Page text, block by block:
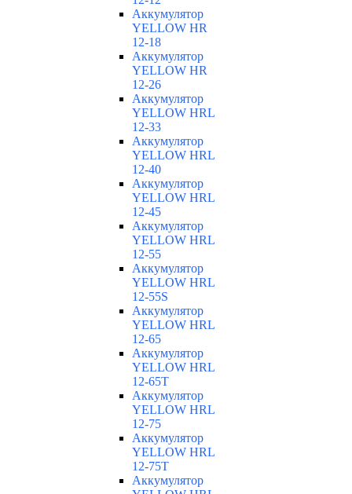
Аккумулятор
YELLOW HR
12-18
Аккумулятор
YELLOW HR
12-26
Аккумулятор
YELLOW HRL
12-33
Аккумулятор
YELLOW HRL
12-40
Аккумулятор
YELLOW HRL
12-45
Аккумулятор
YELLOW HRL
12-55
Аккумулятор
YELLOW HRL
12-55S
Аккумулятор
YELLOW HRL
12-65
Аккумулятор
YELLOW HRL
12-65T
Аккумулятор
YELLOW HRL
12-75
Аккумулятор
YELLOW HRL
12-75Т
Аккумулятор